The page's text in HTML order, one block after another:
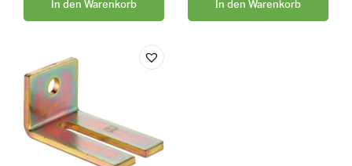
In den Warenkorb In den Warenkorb